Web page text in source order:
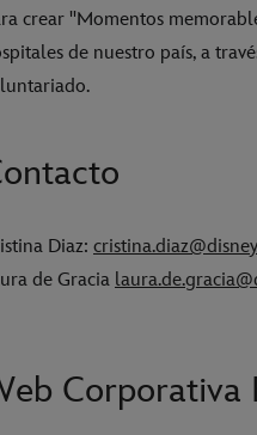
crear "Momentos
de nuestro país, a
Diaz:
de Gracia
Corporativa